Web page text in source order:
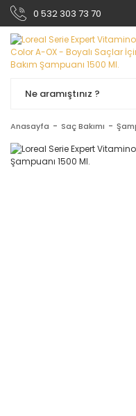
0 532 303 73 70
Anasayfa Saç Bakımı